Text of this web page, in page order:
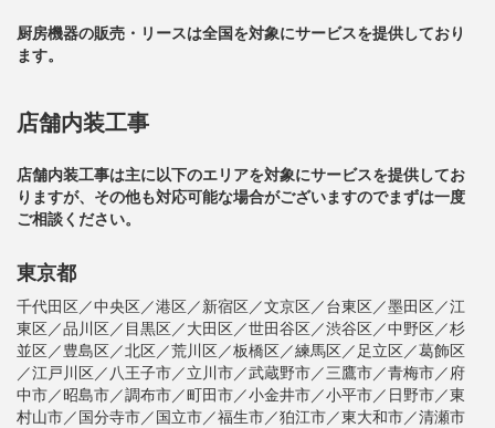
厨房機器の販売・リースは全国を対象にサービスを提供しており
ます。
店舗内装工事
店舗内装工事は主に以下のエリアを対象にサービスを提供してお
りますが、その他も対応可能な場合がございますのでまずは一度
ご相談ください。
東京都
千代田区／中央区／港区／新宿区／文京区／台東区／墨田区／江
東区／品川区／目黒区／大田区／世田谷区／渋谷区／中野区／杉
並区／豊島区／北区／荒川区／板橋区／練馬区／足立区／葛飾区
／江戸川区／八王子市／立川市／武蔵野市／三鷹市／青梅市／府
中市／昭島市／調布市／町田市／小金井市／小平市／日野市／東
村山市／国分寺市／国立市／福生市／狛江市／東大和市／清瀬市